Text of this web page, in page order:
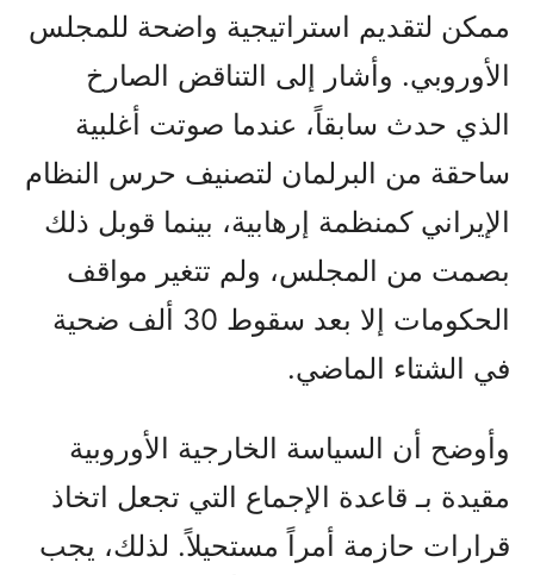
ممكن لتقديم استراتيجية واضحة للمجلس
الأوروبي. وأشار إلى التناقض الصارخ
الذي حدث سابقاً، عندما صوتت أغلبية
ساحقة من البرلمان لتصنيف حرس النظام
الإيراني كمنظمة إرهابية، بينما قوبل ذلك
بصمت من المجلس، ولم تتغير مواقف
الحكومات إلا بعد سقوط 30 ألف ضحية
في الشتاء الماضي.
وأوضح أن السياسة الخارجية الأوروبية
مقيدة بـ قاعدة الإجماع التي تجعل اتخاذ
قرارات حازمة أمراً مستحيلاً. لذلك، يجب